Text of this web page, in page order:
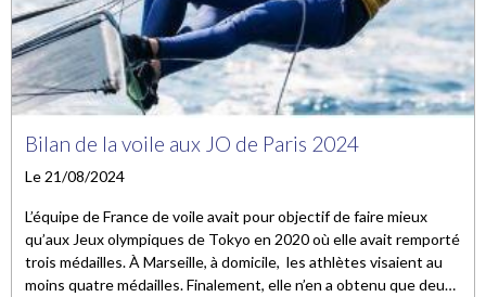
Bilan de la voile aux JO de Paris 2024
Le 21/08/2024
L’équipe de France de voile avait pour objectif de faire mieux
qu’aux Jeux olympiques de Tokyo en 2020 où elle avait remporté
trois médailles. À Marseille, à domicile, les athlètes visaient au
moins quatre médailles. Finalement, elle n’en a obtenu que deux.